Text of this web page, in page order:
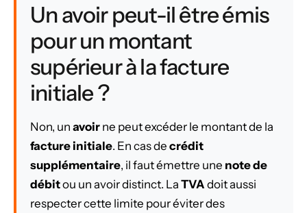
Un avoir peut-il être émis
pour un montant
supérieur à la facture
initiale ?
Non, un avoir ne peut excéder le montant de la
facture initiale. En cas de crédit
supplémentaire, il faut émettre une note de
débitou un avoir distinct. La TVA doit aussi
respecter cette limite pour éviter des